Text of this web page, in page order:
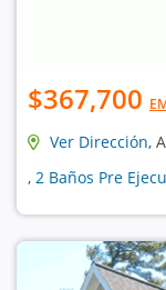
$367,700
Ver Dirección,
, 2 Baños Pre